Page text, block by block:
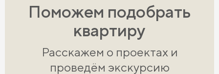
Поможем подобрать
квартиру
Расскажем о проектах и
проведём экскурсию